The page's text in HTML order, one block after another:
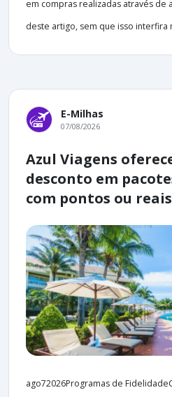
em compras realizadas através de
deste artigo, sem que isso interfira
E-Milhas
07/08/2026
Azul Viagens
desconto em
com pontos ou reais
ago72026Programas de